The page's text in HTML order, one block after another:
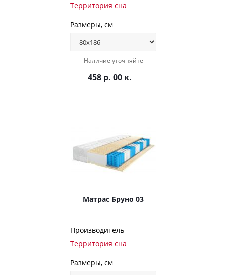
Территория сна
Размеры, см
Наличие уточняйте
458 р. 00 к.
Матрас Бруно 03
Производитель
Территория сна
Размеры, см